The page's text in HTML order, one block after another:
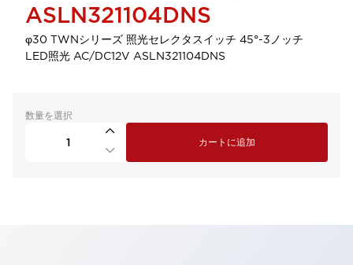
ASLN321104DNS
φ30 TWNシリーズ 照光セレクタスイッチ 45°-3ノッチ
LED照光 AC/DC12V ASLN321104DNS
数量を選択
カートに追加